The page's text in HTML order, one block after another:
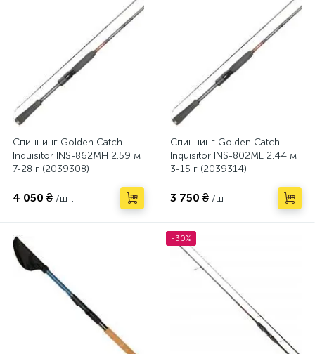
Спиннинг Golden Catch
Inquisitor INS-862MH 2.59 м
7-28 г (2039308)
4 050 ₴ /шт.
Спиннинг Golden Catch
Inquisitor INS-802ML 2.44 м
3-15 г (2039314)
3 750 ₴ /шт.
-30%